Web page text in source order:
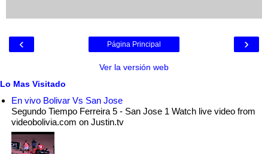
‹ ›
Página Principal
Ver la versión web
Lo Mas Visitado
En vivo Bolivar Vs San Jose
Segundo Tiempo Ferreira 5 - San Jose 1 Watch live video from
videobolivia.com on Justin.tv